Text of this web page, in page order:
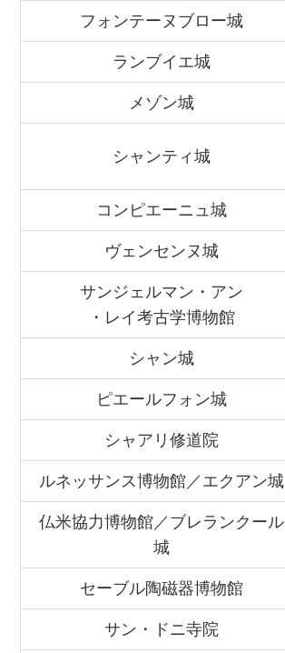
フォンテーヌブロー城
ランブイエ城
メゾン城
シャンティ城
コンピエーニュ城
ヴェンセンヌ城
サンジェルマン・アン
・レイ考古学博物館
シャン城
ピエールフォン城
シャアリ修道院
ルネッサンス博物館／エクアン城
仏米協力博物館／ブレランクール
城
セーブル陶磁器博物館
サン・ドニ寺院